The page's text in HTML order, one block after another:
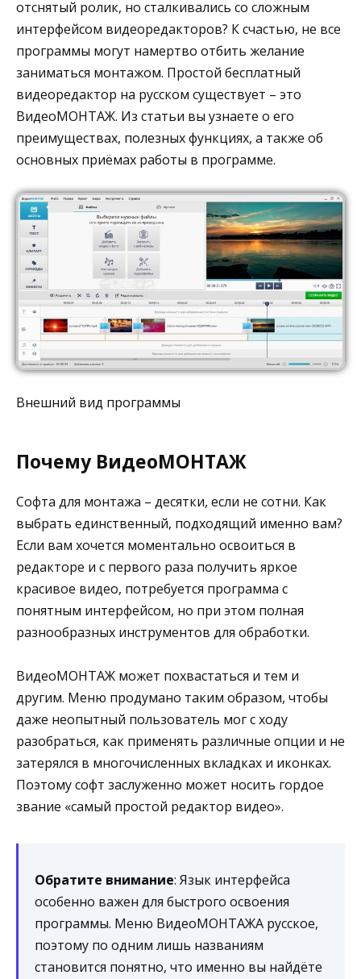
отснятый ролик, но сталкивались со сложным
интерфейсом видеоредакторов? К счастью, не все
программы могут намертво отбить желание
заниматься монтажом. Простой бесплатный
видеоредактор на русском существует – это
ВидеоМОНТАЖ. Из статьи вы узнаете о его
преимуществах, полезных функциях, а также об
основных приёмах работы в программе.
Внешний вид программы
Почему ВидеоМОНТАЖ
Софта для монтажа – десятки, если не сотни. Как
выбрать единственный, подходящий именно вам?
Если вам хочется моментально освоиться в
редакторе и с первого раза получить яркое
красивое видео, потребуется программа с
понятным интерфейсом, но при этом полная
разнообразных инструментов для обработки.
ВидеоМОНТАЖ может похвастаться и тем и
другим. Меню продумано таким образом, чтобы
даже неопытный пользователь мог с ходу
разобраться, как применять различные опции и не
затерялся в многочисленных вкладках и иконках.
Поэтому софт заслуженно может носить гордое
звание «самый простой редактор видео».
Обратите внимание: Язык интерфейса
особенно важен для быстрого освоения
программы. Меню ВидеоМОНТАЖА русское,
поэтому по одним лишь названиям
становится понятно, что именно вы найдёте